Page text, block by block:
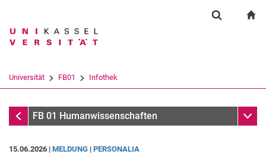
Springe direkt zu: Inhalt
Springe direkt zu: Suche
Springe direkt zu:
Suchbegriff
Suchen (öffnet externen Link in einem
Universität FB01 Infothek
InfothekFB 01 Humanwissenschaften
15.06.2026 | MELDUNG | PERSONALIA